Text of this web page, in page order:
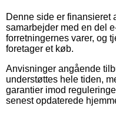
Denne side er finansieret
samarbejder med en del
forretningernes varer, og
foretager et køb.
Anvisninger angående
understøttes hele tiden,
garantier imod
senest opdaterede